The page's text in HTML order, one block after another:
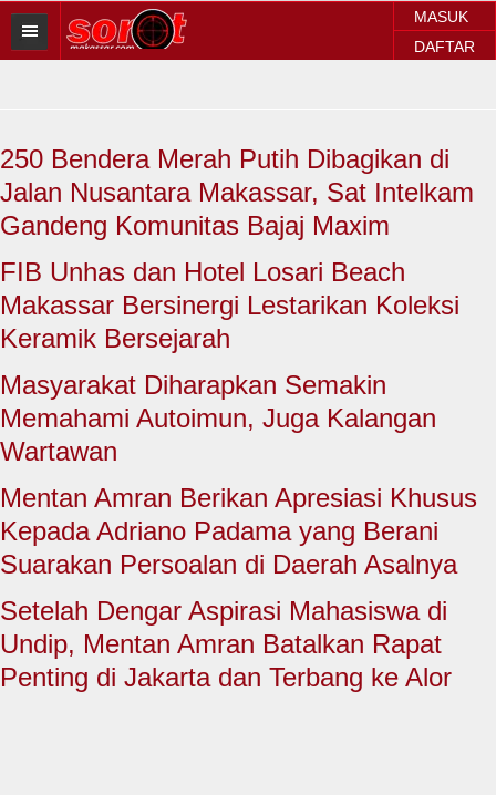
MASUK
DAFTAR
Sorot Makassar
Sorot Sulsel
Sorot Regional
Sorot Nasional
HUKUM & KRIMINAL
TNI & POLRI
250 Bendera Merah Putih Dibagikan di
Jalan Nusantara Makassar, Sat Intelkam
Gandeng Komunitas Bajaj Maxim
FIB Unhas dan Hotel Losari Beach
Makassar Bersinergi Lestarikan Koleksi
Keramik Bersejarah
Masyarakat Diharapkan Semakin
Memahami Autoimun, Juga Kalangan
Wartawan
Mentan Amran Berikan Apresiasi Khusus
Kepada Adriano Padama yang Berani
Suarakan Persoalan di Daerah Asalnya
Setelah Dengar Aspirasi Mahasiswa di
Undip, Mentan Amran Batalkan Rapat
Penting di Jakarta dan Terbang ke Alor